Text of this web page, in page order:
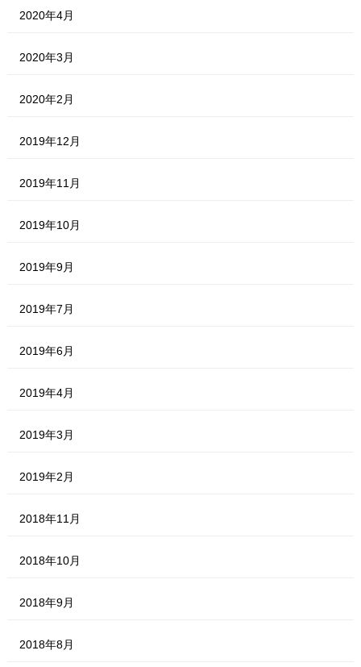
2020年4月
2020年3月
2020年2月
2019年12月
2019年11月
2019年10月
2019年9月
2019年7月
2019年6月
2019年4月
2019年3月
2019年2月
2018年11月
2018年10月
2018年9月
2018年8月